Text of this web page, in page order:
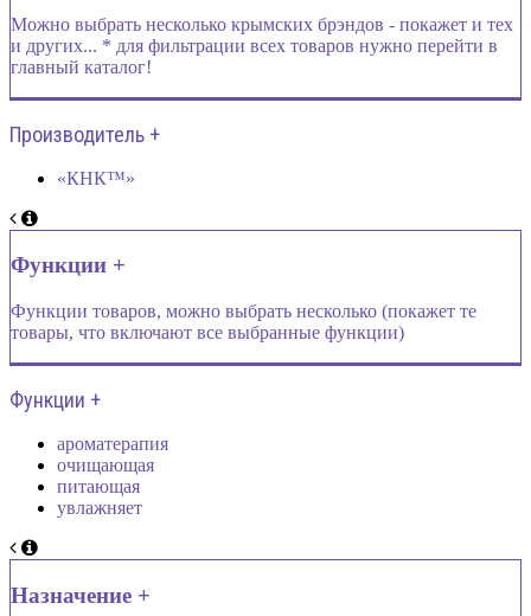
Можно выбрать несколько крымских брэндов - покажет и тех
и других... * для фильтрации всех товаров нужно перейти в
главный каталог!
Производитель +
«КНК™»
Функции +
Функции товаров, можно выбрать несколько (покажет те
товары, что включают все выбранные функции)
Функции +
ароматерапия
очищающая
питающая
увлажняет
Назначение +